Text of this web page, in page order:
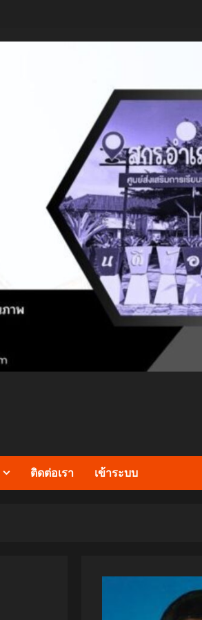
ติดต่อเรา เข้าระบบ